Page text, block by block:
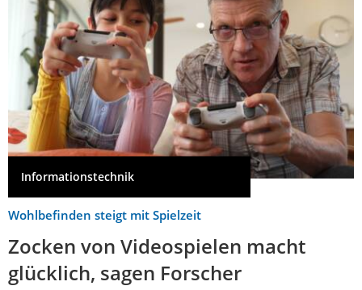
Informationstechnik
Wohlbefinden steigt mit Spielzeit
Zocken von Videospielen macht
glücklich, sagen Forscher